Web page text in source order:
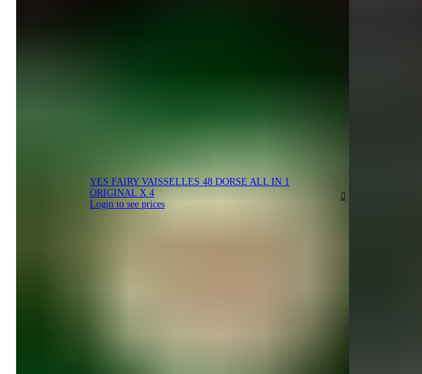
YES FAIRY VAISSELLES 48 DORSE ALL IN 1
ORIGINAL X 4
Login to see prices